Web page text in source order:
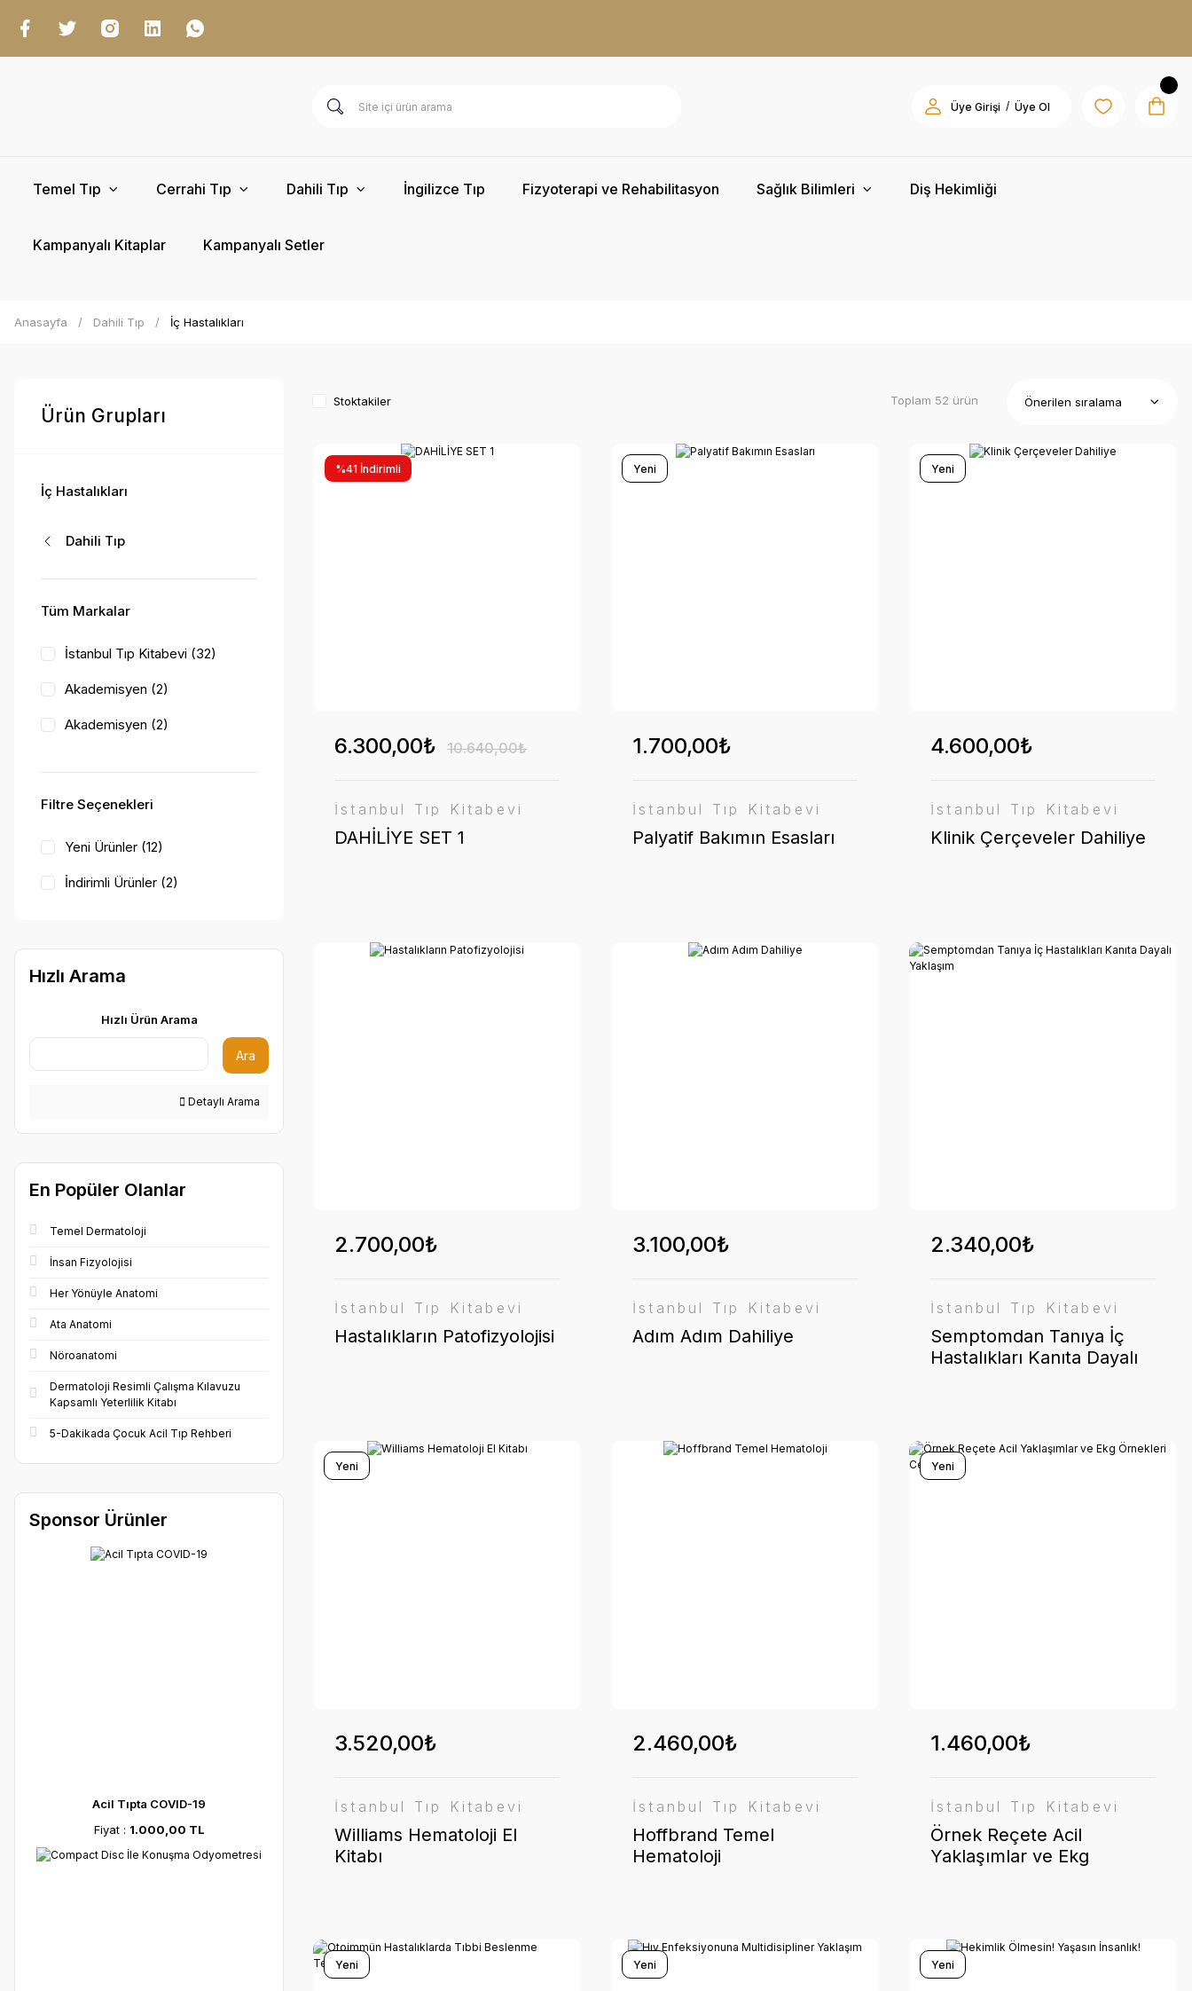
Üye Girişi / Üye Ol
Temel Tıp Cerrahi Tıp Dahili Tıp İngilizce Tıp Fizyoterapi ve Rehabilitasyon Sağlık Bilimleri Diş Hekimliği
Kampanyalı Kitaplar Kampanyalı Setler
Anasayfa Dahili Tıp İç Hastalıkları
Ürün Grupları
İç Hastalıkları
Dahili Tıp
Tüm Markalar
İstanbul Tıp Kitabevi (32)
Akademisyen (2)
Akademisyen (2)
Hipokrat Kitabevi (2)
Filtre Seçenekleri
Yeni Ürünler (12)
İndirimli Ürünler (2)
Hızlı Arama
Hızlı Ürün Arama
Ara
Detaylı Arama
En Popüler Olanlar
Temel Dermatoloji
İnsan Fizyolojisi
Her Yönüyle Anatomi
Ata Anatomi
Nöroanatomi
Dermatoloji Resimli Çalışma Kılavuzu
Kapsamlı Yeterlilik Kitabı
5-Dakikada Çocuk Acil Tıp Rehberi
Sponsor Ürünler
Acil Tıpta COVID-19
Fiyat : 1.000,00 TL
Stoktakiler Toplam 52 ürün
%41 İndirimli
6.300,00₺ 10.640,00₺
İstanbul Tıp Kitabevi
DAHİLİYE SET 1
Yeni
1.700,00₺
İstanbul Tıp Kitabevi
Palyatif Bakımın Esasları
Yeni
4.600,00₺
İstanbul Tıp Kitabevi
Klinik Çerçeveler Dahiliye
2.700,00₺
İstanbul Tıp Kitabevi
Hastalıkların Patofizyolojisi
3.100,00₺
İstanbul Tıp Kitabevi
Adım Adım Dahiliye
2.340,00₺
İstanbul Tıp Kitabevi
Semptomdan Tanıya İç
Hastalıkları Kanıta Dayalı
Yeni
3.520,00₺
İstanbul Tıp Kitabevi
Williams Hematoloji El
Kitabı
2.460,00₺
İstanbul Tıp Kitabevi
Hoffbrand Temel
Hematoloji
Yeni
1.460,00₺
İstanbul Tıp Kitabevi
Örnek Reçete Acil
Yaklaşımlar ve Ekg
Yeni Yeni Yeni